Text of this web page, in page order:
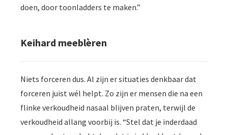
doen, door toonladders te maken.”
Keihard meeblèren
Niets forceren dus. Al zijn er situaties denkbaar dat
forceren juist wél helpt. Zo zijn er mensen die na een
flinke verkoudheid nasaal blijven praten, terwijl de
verkoudheid allang voorbij is. “Stel dat je inderdaad